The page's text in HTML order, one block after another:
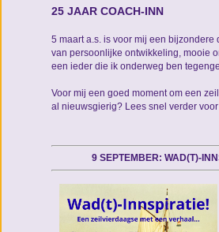
25 JAAR COACH-INN
5 maart a.s. is voor mij een
van persoonlijke ontwikkeling, mooie
een ieder die ik onderweg ben
Voor mij een goed moment om een
al nieuwsgierig? Lees snel verder
9 SEPTEMBER: WAD(T)-